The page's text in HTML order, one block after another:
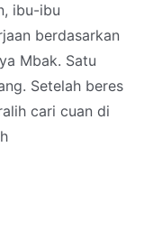
ibu-ibu
berdasarkan
Mbak. Satu
Setelah beres
cari cuan di